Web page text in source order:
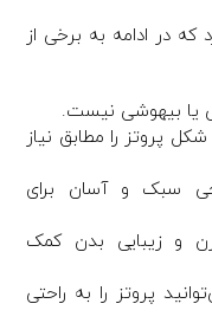
که در ادامه به برخی از
یا بیهوشی نیست.
شکل پروتز را مطابق نیاز
سبک و آسان برای
و زیبایی بدن کمک
پروتز را به راحتی